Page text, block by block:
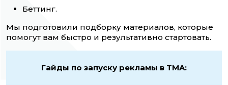
Беттинг.
Мы подготовили подборку материалов, которые
помогут вам быстро и результативно стартовать.
Гайды по запуску рекламы в TMA: